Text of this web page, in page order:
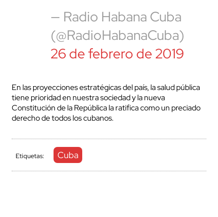
— Radio Habana Cuba
(@RadioHabanaCuba)
26 de febrero de 2019
En las proyecciones estratégicas del país, la salud pública
tiene prioridad en nuestra sociedad y la nueva
Constitución de la República la ratifica como un preciado
derecho de todos los cubanos.
Etiquetas: Cuba